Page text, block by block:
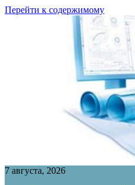
Перейти к содержимому
7 августа, 2026